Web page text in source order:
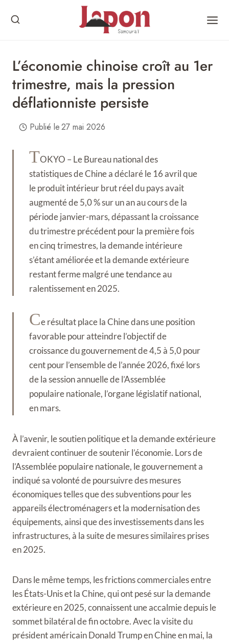
L’économie chinoise croît au 1er
trimestre, mais la pression
déflationniste persiste
Publié le27 mai 2026
TOKYO – Le Bureau national des
statistiques de Chine a déclaré le 16 avril que
le produit intérieur brut réel du pays avait
augmenté de 5,0 % sur un an au cours de la
période janvier-mars, dépassant la croissance
du trimestre précédent pour la première fois
en cinq trimestres, la demande intérieure
s’étant améliorée et la demande extérieure
restant ferme malgré une tendance au
ralentissement en 2025.
Ce résultat place la Chine dans une position
favorable pour atteindre l’objectif de
croissance du gouvernement de 4,5 à 5,0 pour
cent pour l’ensemble de l’année 2026, fixé lors
de la session annuelle de l’Assemblée
populaire nationale, l’organe législatif national,
en mars.
À l’avenir, le soutien politique et la demande extérieure
devraient continuer de soutenir l’économie. Lors de
l’Assemblée populaire nationale, le gouvernement a
indiqué sa volonté de poursuivre des mesures
économiques telles que des subventions pour les
appareils électroménagers et la modernisation des
équipements, ainsi que des investissements dans les
infrastructures, à la suite de mesures similaires prises
en 2025.
Dans le même temps, les frictions commerciales entre
les États-Unis et la Chine, qui ont pesé sur la demande
extérieure en 2025, connaissent une accalmie depuis le
sommet bilatéral de fin octobre. Avec la visite du
président américain Donald Trump en Chine en mai, la